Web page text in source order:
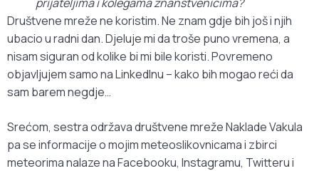
Društvene mreže ne koristim. Ne znam gdje bih još i njih
ubacio u radni dan. Djeluje mi da troše puno vremena, a
nisam siguran od kolike bi mi bile koristi. Povremeno
objavljujem samo na LinkedInu – kako bih mogao reći da
sam barem negdje…
Srećom, sestra održava društvene mreže Naklade Vakula
pa se informacije o mojim meteoslikovnicama i zbirci
meteorima nalaze na Facebooku, Instagramu, Twitteru i